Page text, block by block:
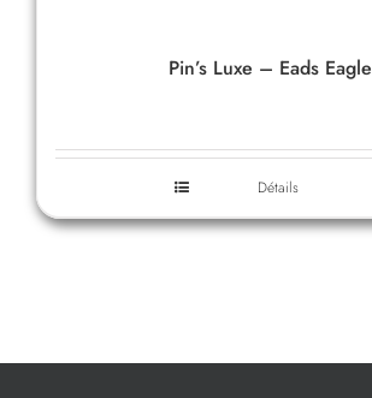
Pin’s Luxe – Eads Eagle
Détails